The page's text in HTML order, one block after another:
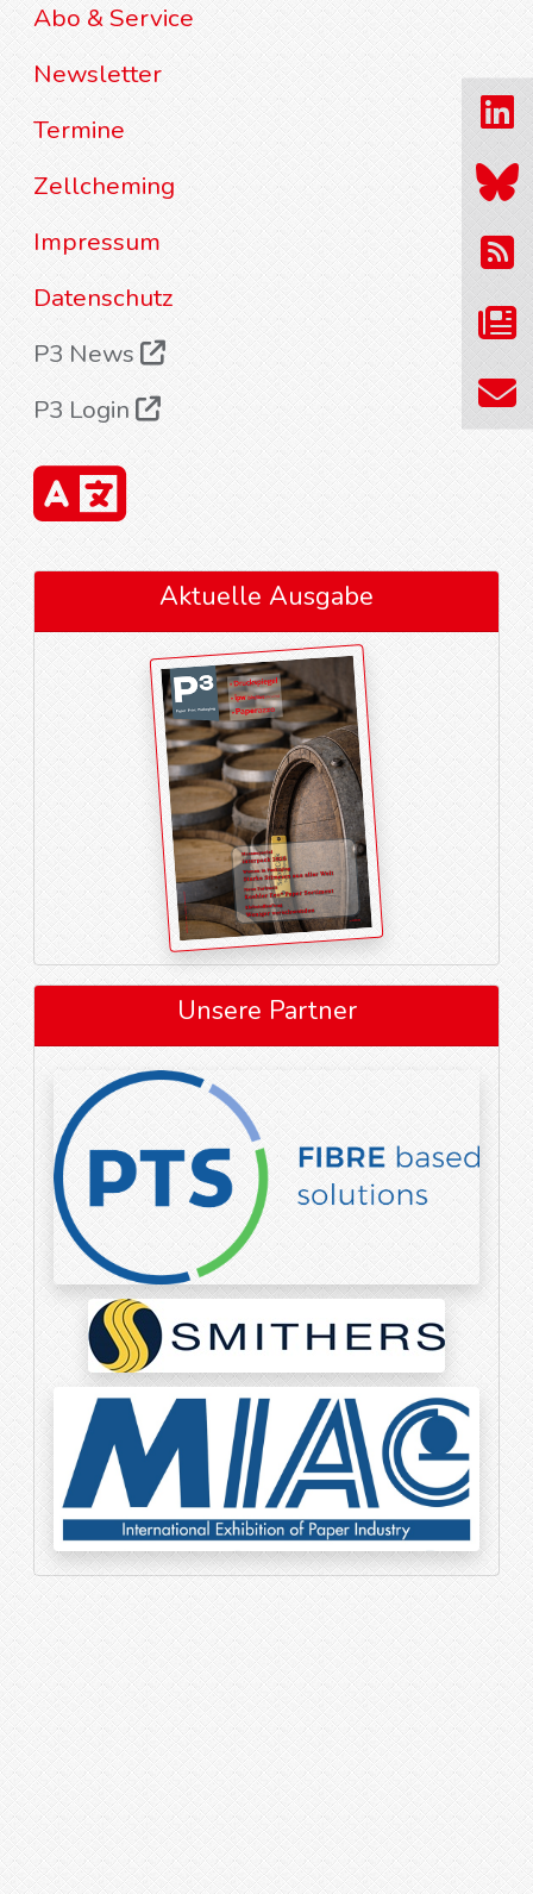
Abo & Service
Newsletter
Termine
Zellcheming
Impressum
Datenschutz
P3 News
P3 Login
Aktuelle Ausgabe
Unsere Partner